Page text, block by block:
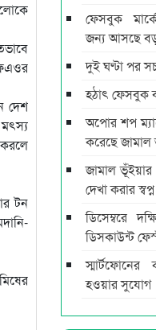
দেশ
টন
ফেসবুক
জন্য আসছে
দুই ঘণ্টা পর
হঠাৎ ফেসবুক
অপোর শপ
করেছে জামাল
জামাল ভূঁইয়ার
দেখা করার
ডিসেম্বরে
ডিসকাউন্ট
স্মার্টফোনের
হওয়ার সুযোগ